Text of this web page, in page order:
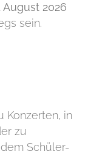
August 2026
sein.
Konzerten, in
zu
Schüler-